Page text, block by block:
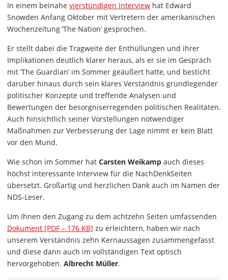
In einem beinahe vierstündigen Interview hat Edward
Snowden Anfang Oktober mit Vertretern der amerikanischen
Wochenzeitung ‘The Nation’ gesprochen.
Er stellt dabei die Tragweite der Enthüllungen und ihrer
Implikationen deutlich klarer heraus, als er sie im Gespräch
mit ‘The Guardian’ im Sommer geäußert hatte, und besticht
darüber hinaus durch sein klares Verständnis grundlegender
politischer Konzepte und treffende Analysen und
Bewertungen der besorgniserregenden politischen Realitäten.
Auch hinsichtlich seiner Vorstellungen notwendiger
Maßnahmen zur Verbesserung der Lage nimmt er kein Blatt
vor den Mund.
Wie schon im Sommer hat Carsten Weikamp auch dieses
höchst interessante Interview für die NachDenkSeiten
übersetzt. Großartig und herzlichen Dank auch im Namen der
NDS-Leser.
Um Ihnen den Zugang zu dem achtzehn Seiten umfassenden
Dokument [PDF – 176 KB] zu erleichtern, haben wir nach
unserem Verständnis zehn Kernaussagen zusammengefasst
und diese dann auch im vollständigen Text optisch
hervorgehoben. Albrecht Müller.